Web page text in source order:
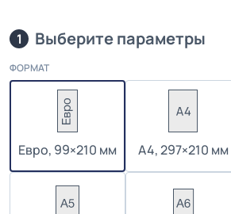
1 Выберите параметры
ФОРМАТ
Евро, 99×210 мм А4, 297×210 мм